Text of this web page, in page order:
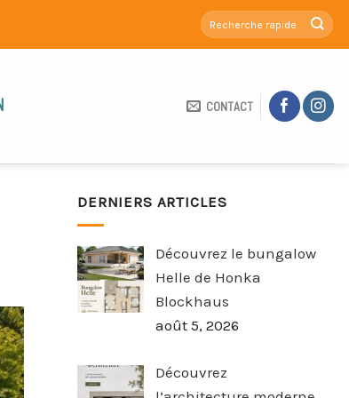
CONTACT
DERNIERS ARTICLES
Découvrez le bungalow
Helle de Honka
Blockhaus
août 5, 2026
Découvrez